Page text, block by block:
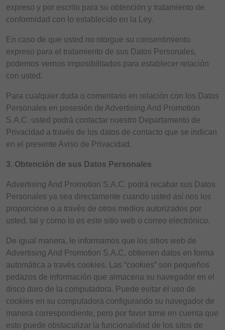
expreso y por escrito para su obtención y tratamiento de
conformidad con lo establecido en la Ley.
En caso de que usted no otorgue su consentimiento
expreso para el tratamiento de sus Datos Personales,
podemos vernos imposibilitados para establecer relación
con usted.
Para cualquier duda o comentario en relación con los Datos
Personales en posesión de Advertising And Promotion
S.A.C. usted podrá contactar nuestro Departamento de
Privacidad a través de los datos de contacto que se indican
en el presente Aviso de Privacidad.
3. Obtención de sus Datos Personales
Advertising And Promotion S.A.C. podrá recabar sus Datos
Personales ya sea directamente cuando usted así nos los
proporcione o a través de otros medios autorizados por
usted, tal y como lo es este sitio web o correo electrónico.
De igual manera, le informamos que los sitios web de
Advertising And Promotion S.A.C. obtienen datos en forma
automática a través cookies. Las “cookies” son pequeños
pedazos de información que almacena su navegador en el
disco duro de la computadora. Puede evitar el uso de
cookies en su computadora configurando su navegador de
manera correspondiente, pero por favor tome en cuenta que
esto puede obstaculizar la funcionalidad de los sitos de